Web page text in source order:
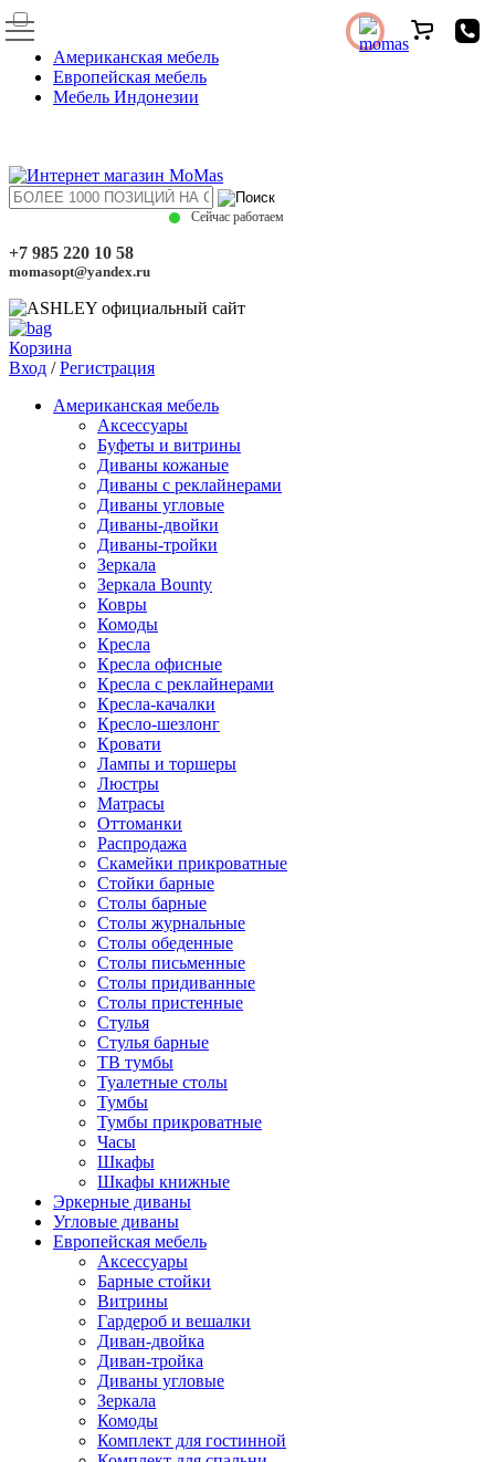
Американская мебель
Европейская мебель
Мебель Индонезии
Сейчас работаем
+7 985 220 10 58
momasopt@yandex.ru
Корзина
Вход /Регистрация
Американская мебель
Аксессуары
Буфеты и витрины
Диваны кожаные
Диваны с реклайнерами
Диваны угловые
Диваны-двойки
Диваны-тройки
Зеркала
Зеркала Bounty
Ковры
Комоды
Кресла
Кресла офисные
Кресла с реклайнерами
Кресла-качалки
Кресло-шезлонг
Кровати
Лампы и торшеры
Люстры
Матрасы
Оттоманки
Распродажа
Скамейки прикроватные
Стойки барные
Столы барные
Столы журнальные
Столы обеденные
Столы письменные
Столы придиванные
Столы пристенные
Стулья
Стулья барные
ТВ тумбы
Туалетные столы
Тумбы
Тумбы прикроватные
Часы
Шкафы
Шкафы книжные
Эркерные диваны
Угловые диваны
Европейская мебель
Аксессуары
Барные стойки
Витрины
Гардероб и вешалки
Диван-двойка
Диван-тройка
Диваны угловые
Зеркала
Комоды
Комплект для гостинной